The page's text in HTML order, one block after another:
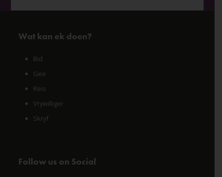
Wat kan ek doen?
Bid
Gee
Reis
Vrywilliger
Skryf
Follow us on Social